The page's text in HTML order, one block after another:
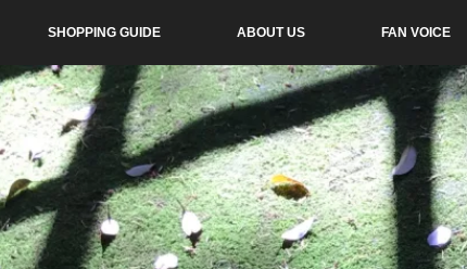
SHOPPING GUIDE ABOUT US FAN VOICE